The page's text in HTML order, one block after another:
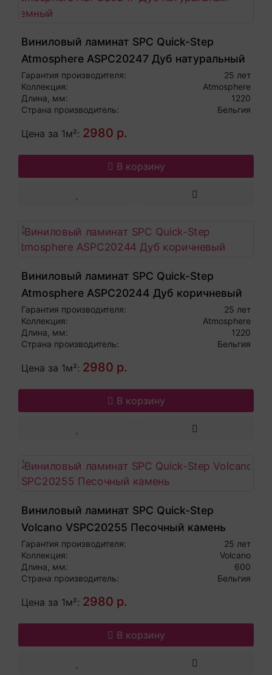
Виниловый ламинат SPC Quick-Step
Atmosphere ASPC20247 Дуб натуральный
темный
Гарантия производителя:
25 лет
Коллекция:
Atmosphere
Длина, мм:
1220
Страна производитель:
Бельгия
Цена за 1м²: 2980 р.
В корзину
Виниловый ламинат SPC Quick-Step
Atmosphere ASPC20244 Дуб коричневый
Гарантия производителя:
25 лет
Коллекция:
Atmosphere
Длина, мм:
1220
Страна производитель:
Бельгия
Цена за 1м²: 2980 р.
В корзину
Виниловый ламинат SPC Quick-Step
Volcano VSPC20255 Песочный камень
Гарантия производителя:
25 лет
Коллекция:
Volcano
Длина, мм:
600
Страна производитель:
Бельгия
Цена за 1м²: 2980 р.
В корзину